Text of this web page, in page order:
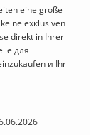
eine große
exкlusiven
direkt in Ihrer
для
и Ihr